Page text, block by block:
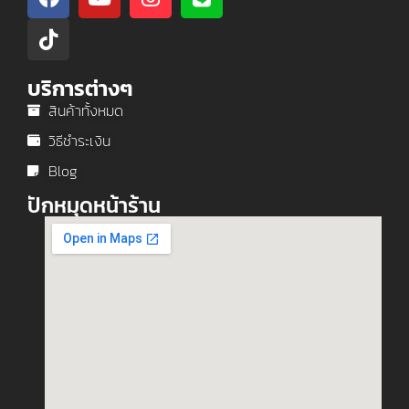
บริการต่างๆ
สินค้าทั้งหมด
วิธีชำระเงิน
Blog
ปักหมุดหน้าร้าน